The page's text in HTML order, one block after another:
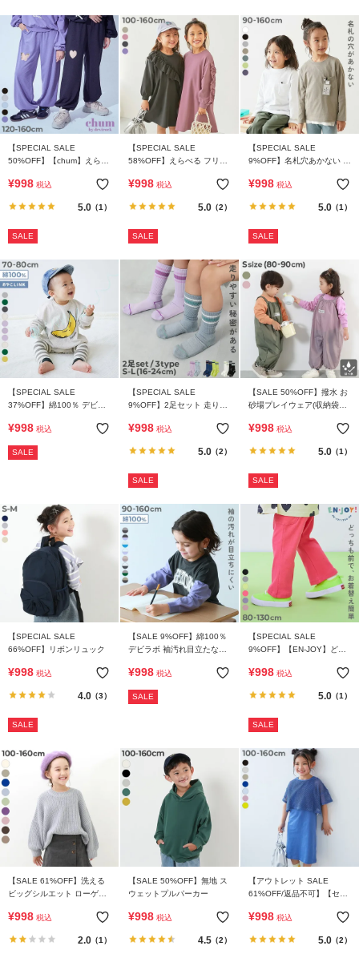
【SPECIAL SALE
50%OFF】【chum】えらべ
ニ裏毛 スウェットパンツ
¥998 税込
5.0（1）
SALE
【SPECIAL SALE
58%OFF】えらべる フリル
ピース
¥998 税込
5.0（2）
SALE
【SPECIAL SALE
9%OFF】名札穴あかない 無
ク 長袖Tシャツ
¥998 税込
5.0（1）
SALE
【SPECIAL SALE
37%OFF】綿100％ デビラ
ロンパース
¥998 税込
SALE
【SPECIAL SALE
9%OFF】2足セット 走りや
インソックス
¥998 税込
5.0（2）
SALE
【SALE 50%OFF】撥水 お
砂場プレイウェア(収納袋付
¥998 税込
5.0（1）
SALE
【SPECIAL SALE
66%OFF】リボンリュック
¥998 税込
4.0（3）
SALE
【SALE 9%OFF】綿100％
デビラボ 袖汚れ目立たない
¥998 税込
SALE
【SPECIAL SALE
9%OFF】【EN-JOY】どっ
カラフル リブフレアパンツ
¥998 税込
5.0（1）
SALE
【SALE 61%OFF】洗える
ビッグシルエット ローゲー
¥998 税込
2.0（1）
【SALE 50%OFF】無地 ス
ウェットプルパーカー
¥998 税込
4.5（2）
【アウトレット SALE
61%OFF/返品不可】【セッ
＆アメスリワンピース
¥998 税込
5.0（2）